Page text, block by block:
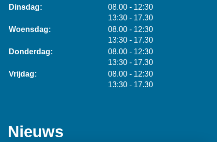
Dinsdag:
08.00 tot
- 12:30
13:30 tot
- 17.30
Woensdag:
08.00 tot
- 12:30
13:30 tot
- 17.30
Donderdag:
08.00 tot
- 12:30
13:30 tot
- 17.30
Vrijdag:
08.00 tot
- 12:30
13:30 tot
- 17.30
Nieuws